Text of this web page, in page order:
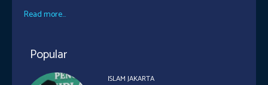
Read more...
Popular
ISLAM JAKARTA